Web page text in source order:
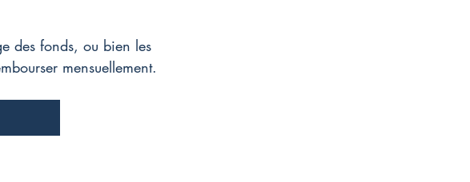
des fonds, ou bien les
mensuellement.